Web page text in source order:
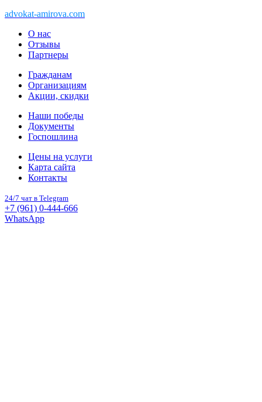
advokat-amirova.com
О нас
Отзывы
Партнеры
Гражданам
Организациям
Акции, скидки
Наши победы
Документы
Госпошлина
Цены на услуги
Карта сайта
Контакты
24/7 чат в Telegram
+7 (961) 0-444-666
WhatsApp